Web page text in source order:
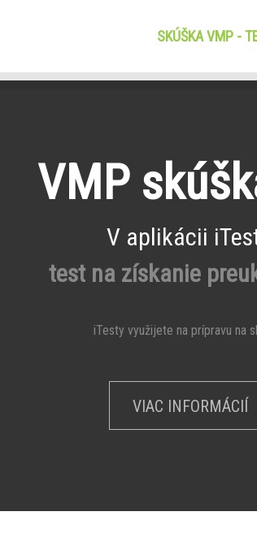
SKÚŠKA VMP -
VMP
V aplikácii
test na získanie
iTesty využijete na prípravu na
VIAC INFORMÁCIÍ